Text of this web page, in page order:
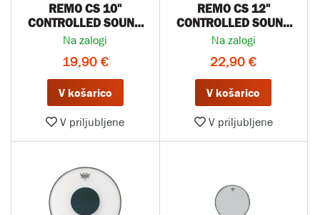
REMO CS 10''
CONTROLLED SOUND
clear opna za tom
Na zalogi
19,90 €
V košarico
V priljubljene
REMO CS 12''
CONTROLLED SOUND
clear opna
Na zalogi
22,90 €
V košarico
V priljubljene